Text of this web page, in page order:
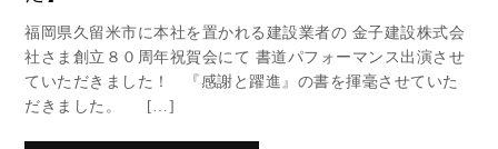
福岡県久留米市に本社を置かれる建設業者の 金子建設株式会
社さま創立８０周年祝賀会にて 書道パフォーマンス出演させ
ていただきました！ 『感謝と躍進』の書を揮毫させていた
だきました。 […]